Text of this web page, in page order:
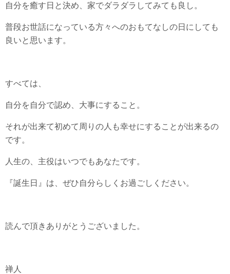
自分を癒す日と決め、家でダラダラしてみても良し。
普段お世話になっている方々へのおもてなしの日にしても
良いと思います。
すべては、
自分を自分で認め、大事にすること。
それが出来て初めて周りの人も幸せにすることが出来るの
です。
人生の、主役はいつでもあなたです。
『誕生日』は、ぜひ自分らしくお過ごしください。
読んで頂きありがとうございました。
禅人